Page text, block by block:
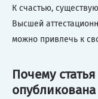
К счастью,
Высшей
можно привлечь к
Почему